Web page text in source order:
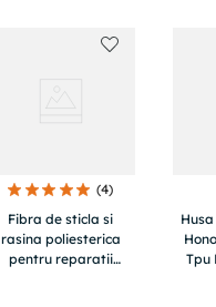
(4)
Fibra de sticla si
rasina poliesterica
pentru reparatii
Tpu